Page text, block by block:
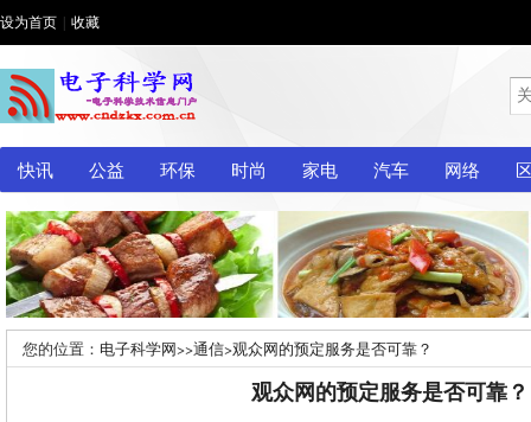
设为首页 收藏
快讯 公益 环保 时尚 家电 汽车 网络
您的位置： 电子科学网>>通信>观众网的预定服务是否可靠？
观众网的预定服务是否可靠？